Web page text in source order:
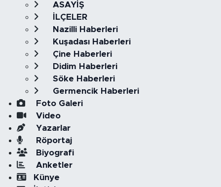
ASAYİŞ
İLÇELER
Nazilli Haberleri
Kuşadası Haberleri
Çine Haberleri
Didim Haberleri
Söke Haberleri
Germencik Haberleri
Foto Galeri
Video
Yazarlar
Röportaj
Biyografi
Anketler
Künye